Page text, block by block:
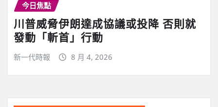
今日焦點
川普威脅伊朗達成協議或投降 否則就
發動「斬首」行動
新一代時報 8 月 4, 2026